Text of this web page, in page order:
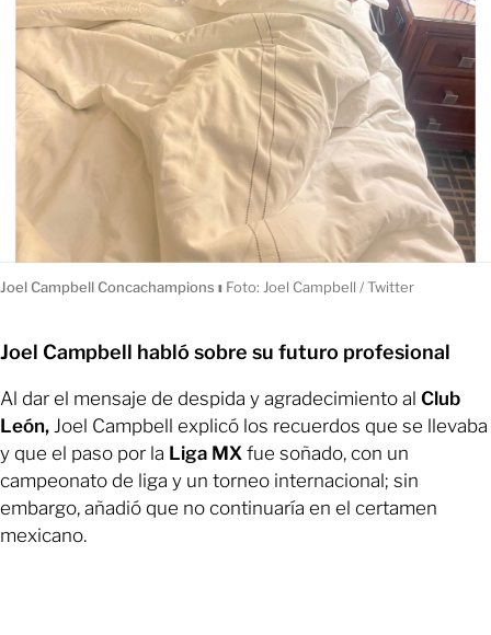
Joel Campbell Concachampions ı Foto: Joel Campbell / Twitter
Joel Campbell habló sobre su futuro profesional
Al dar el mensaje de despida y agradecimiento al Club
León, Joel Campbell explicó los recuerdos que se llevaba
y que el paso por la Liga MX fue soñado, con un
campeonato de liga y un torneo internacional; sin
embargo, añadió que no continuaría en el certamen
mexicano.